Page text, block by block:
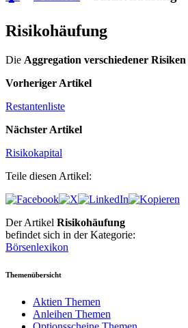
Risikohäufung
Die Aggregation verschiedener Risiken
Vorheriger Artikel
Restantenliste
Nächster Artikel
Risikokapital
Teile diesen Artikel:
Der Artikel Risikohäufung
befindet sich in der Kategorie:
Börsenlexikon
Themenübersicht
Aktien Themen
Anleihen Themen